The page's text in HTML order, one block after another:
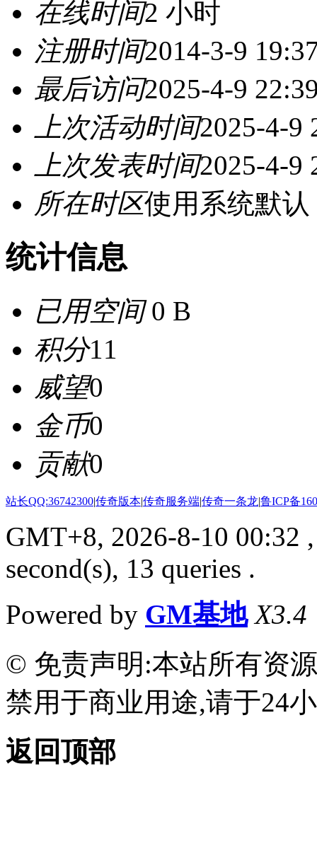
在线时间2 小时
注册时间2014-3-9
最后访问2025-4-9
上次活动时间2025-4-9
上次发表时间2025-4-9
所在时区使用系统默认
统计信息
已用空间0 B
积分11
威望0
金币0
贡献0
站长QQ:36742300|传奇版本|传奇服务端|传奇一条龙|鲁ICP备
GMT+8, 2026-8-10 00:32
second(s), 13 queries .
Powered by GM基地 X3.4
© 免责声明:本站所有资
禁用于商业用途,请于24
返回顶部